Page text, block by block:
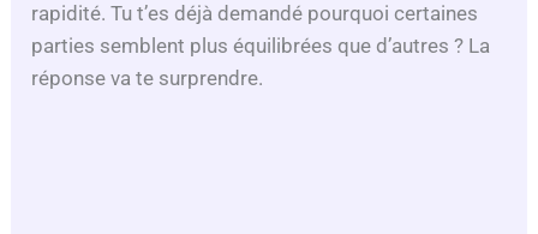
rapidité. Tu t’es déjà demandé pourquoi certaines
parties semblent plus équilibrées que d’autres ? La
réponse va te surprendre.